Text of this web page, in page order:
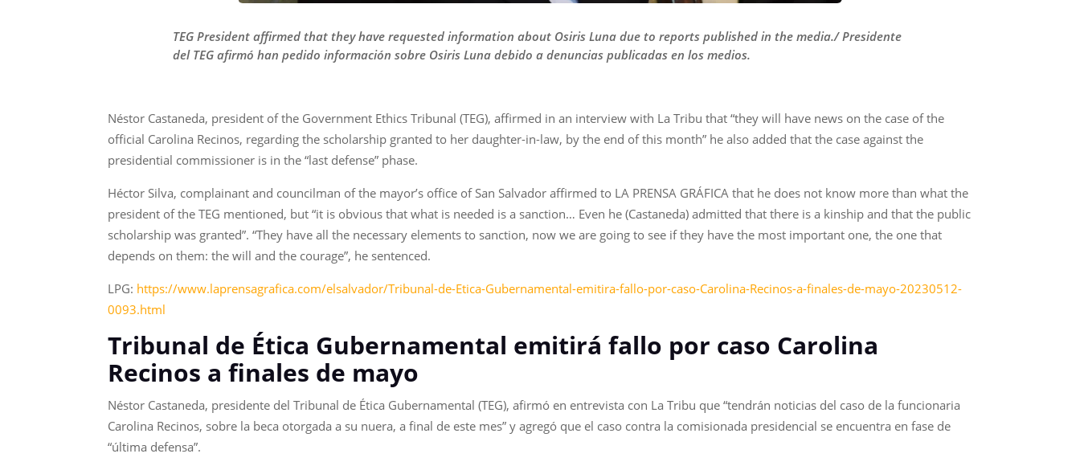
TEG President affirmed that they have requested information about Osiris Luna due to reports published in the media./ Presidente
del TEG afirmó han pedido información sobre Osiris Luna debido a denuncias publicadas en los medios.
Néstor Castaneda, president of the Government Ethics Tribunal (TEG), affirmed in an interview with La Tribu that “they will have news on the case of the
official Carolina Recinos, regarding the scholarship granted to her daughter-in-law, by the end of this month” he also added that the case against the
presidential commissioner is in the “last defense” phase.
Héctor Silva, complainant and councilman of the mayor’s office of San Salvador affirmed to LA PRENSA GRÁFICA that he does not know more than what the
president of the TEG mentioned, but “it is obvious that what is needed is a sanction… Even he (Castaneda) admitted that there is a kinship and that the public
scholarship was granted”. “They have all the necessary elements to sanction, now we are going to see if they have the most important one, the one that
depends on them: the will and the courage”, he sentenced.
LPG: https://www.laprensagrafica.com/elsalvador/Tribunal-de-Etica-Gubernamental-emitira-fallo-por-caso-Carolina-Recinos-a-finales-de-mayo-20230512-
0093.html
Tribunal de Ética Gubernamental emitirá fallo por caso Carolina
Recinos a finales de mayo
Néstor Castaneda, presidente del Tribunal de Ética Gubernamental (TEG), afirmó en entrevista con La Tribu que “tendrán noticias del caso de la funcionaria
Carolina Recinos, sobre la beca otorgada a su nuera, a final de este mes” y agregó que el caso contra la comisionada presidencial se encuentra en fase de
“última defensa”.